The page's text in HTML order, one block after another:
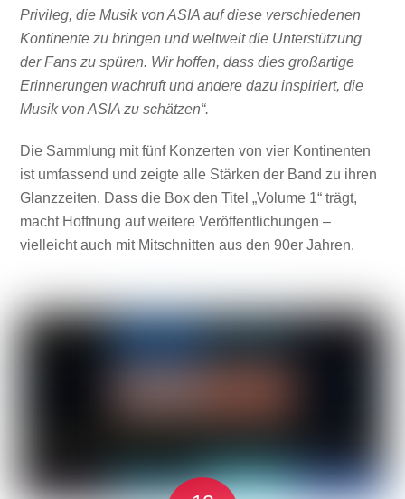
Privileg, die Musik von ASIA auf diese verschiedenen
Kontinente zu bringen und weltweit die Unterstützung
der Fans zu spüren. Wir hoffen, dass dies großartige
Erinnerungen wachruft und andere dazu inspiriert, die
Musik von ASIA zu schätzen“.
Die Sammlung mit fünf Konzerten von vier Kontinenten
ist umfassend und zeigte alle Stärken der Band zu ihren
Glanzzeiten. Dass die Box den Titel „Volume 1“ trägt,
macht Hoffnung auf weitere Veröffentlichungen –
vielleicht auch mit Mitschnitten aus den 90er Jahren.